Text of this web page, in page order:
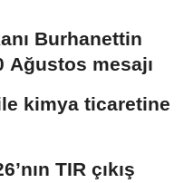
Burhanettin
Ağustos mesajı
kimya ticaretine
TIR çıkış